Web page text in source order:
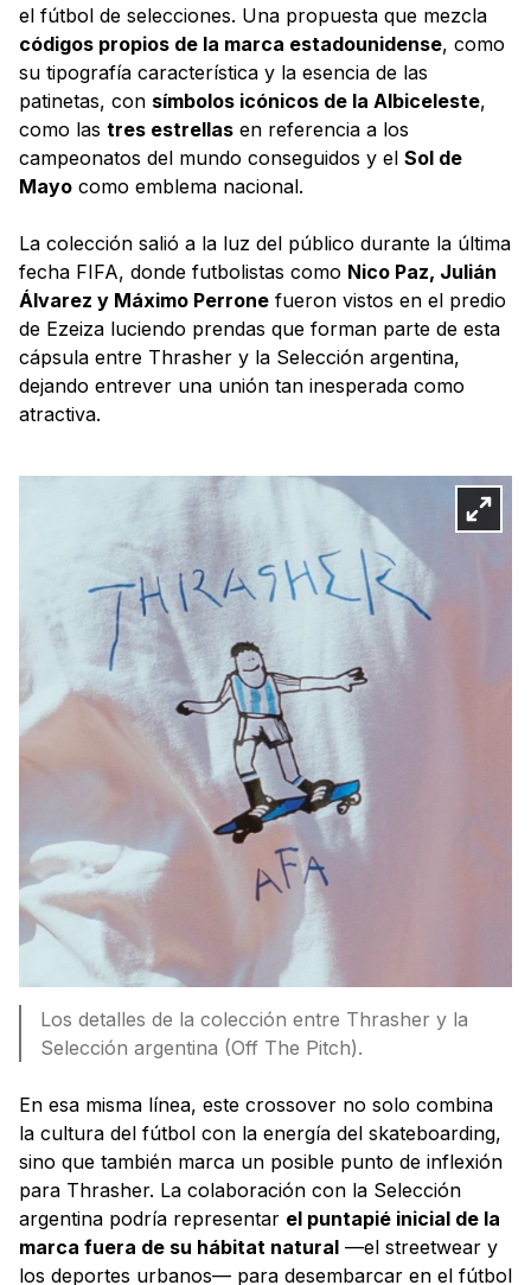
el fútbol de selecciones. Una propuesta que mezcla
códigos propios de la marca estadounidense, como
su tipografía característica y la esencia de las
patinetas, con símbolos icónicos de la Albiceleste,
como las tres estrellas en referencia a los
campeonatos del mundo conseguidos y el Sol de
Mayo como emblema nacional.
La colección salió a la luz del público durante la última
fecha FIFA, donde futbolistas como Nico Paz, Julián
Álvarez y Máximo Perrone fueron vistos en el predio
de Ezeiza luciendo prendas que forman parte de esta
cápsula entre Thrasher y la Selección argentina,
dejando entrever una unión tan inesperada como
atractiva.
Los detalles de la colección entre Thrasher y la
Selección argentina (Off The Pitch).
En esa misma línea, este crossover no solo combina
la cultura del fútbol con la energía del skateboarding,
sino que también marca un posible punto de inflexión
para Thrasher. La colaboración con la Selección
argentina podría representar el puntapié inicial de la
marca fuera de su hábitat natural —el streetwear y
los deportes urbanos— para desembarcar en el fútbol